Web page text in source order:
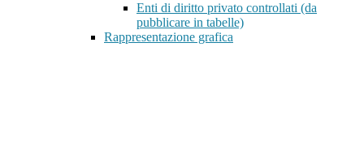
Enti di diritto privato controllati (da
pubblicare in tabelle)
Rappresentazione grafica